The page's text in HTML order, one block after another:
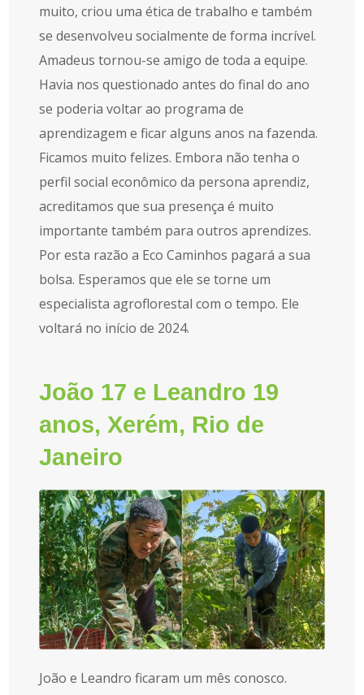
muito, criou uma ética de trabalho e também
se desenvolveu socialmente de forma incrível.
Amadeus tornou-se amigo de toda a equipe.
Havia nos questionado antes do final do ano
se poderia voltar ao programa de
aprendizagem e ficar alguns anos na fazenda.
Ficamos muito felizes. Embora não tenha o
perfil social econômico da persona aprendiz,
acreditamos que sua presença é muito
importante também para outros aprendizes.
Por esta razão a Eco Caminhos pagará a sua
bolsa. Esperamos que ele se torne um
especialista agroflorestal com o tempo. Ele
voltará no início de 2024.
João 17 e Leandro 19
anos, Xerém, Rio de
Janeiro
João e Leandro ficaram um mês conosco.